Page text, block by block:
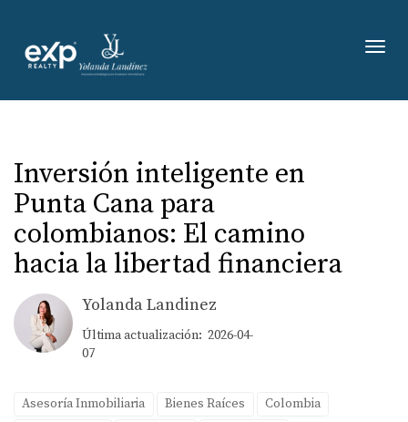
Inversión inteligente en
Punta Cana para
colombianos: El camino
hacia la libertad financiera
Yolanda Landinez
Última actualización: 2026-04-
07
Asesoría Inmobiliaria Bienes Raíces
Colombia